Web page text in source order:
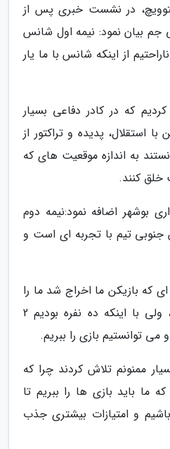
در نشست خبری پس از
جم بیان نمود: نیمه اول شانس
از اینکه شانس با ما یار
کردیم که در کادر دفاعی بسیار
پدیده و تراکتور از
به اندازه موقعیت های که
خلق کنند.
بوشهر اضافه نمود:نیمه دوم
تیم با تجربه ای است و
که بازیکن ما اخراج شد ما را
در شرایط سختی قرار داد، ولی با اینکه ده نفره بودیم 2
توانستیم بازی را ببریم.
ممنونم تلاش کردند چرا که
ما باید بازی ها را ببریم تا
و امتیازات بیشتری جذب